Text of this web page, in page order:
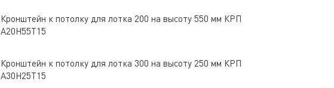
Кронштейн к потолку для лотка 200 на высоту 550 мм КРП
А20Н55Т15
Кронштейн к потолку для лотка 300 на высоту 250 мм КРП
А30Н25Т15